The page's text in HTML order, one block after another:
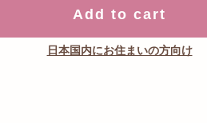
Add to cart
日本国内にお住まいの方向け